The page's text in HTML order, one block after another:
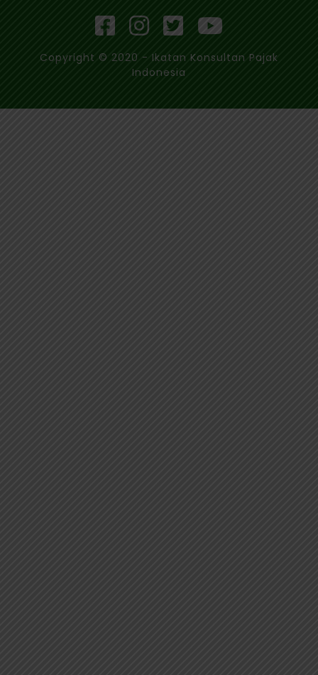
Copyright © 2020 - Ikatan Konsultan Pajak
Indonesia